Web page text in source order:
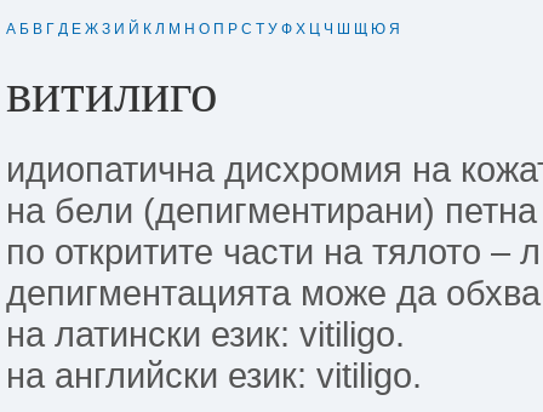
А Б В Г Д Е Ж З И Й К Л М Н О П Р С Т У Ф Х Ц Ч Ш Щ Ю Я
витилиго
идиопатична дисхромия на
на бели (депигментирани)
по откритите части на тялото
депигментацията може да
на латински език: vitiligo.
на английски език: vitiligo.